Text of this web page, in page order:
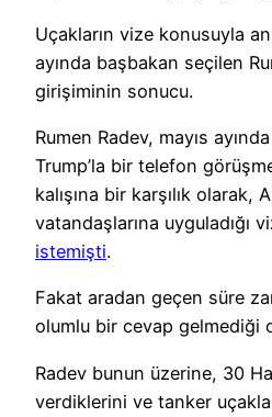
Uçakların vize konusuyla
ayında başbakan seçilen
girişiminin sonucu.
Rumen Radev, mayıs
Trump’la bir telefon
kalışına bir karşılık olarak,
vatandaşlarına uyguladığı
istemişti.
Fakat aradan geçen süre
olumlu bir cevap gelmediği
Radev bunun üzerine, 30
verdiklerini ve tanker